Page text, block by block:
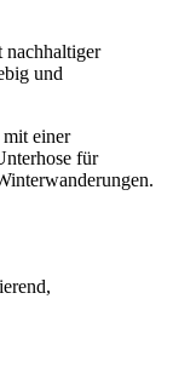
nachhaltiger
und
einer
für